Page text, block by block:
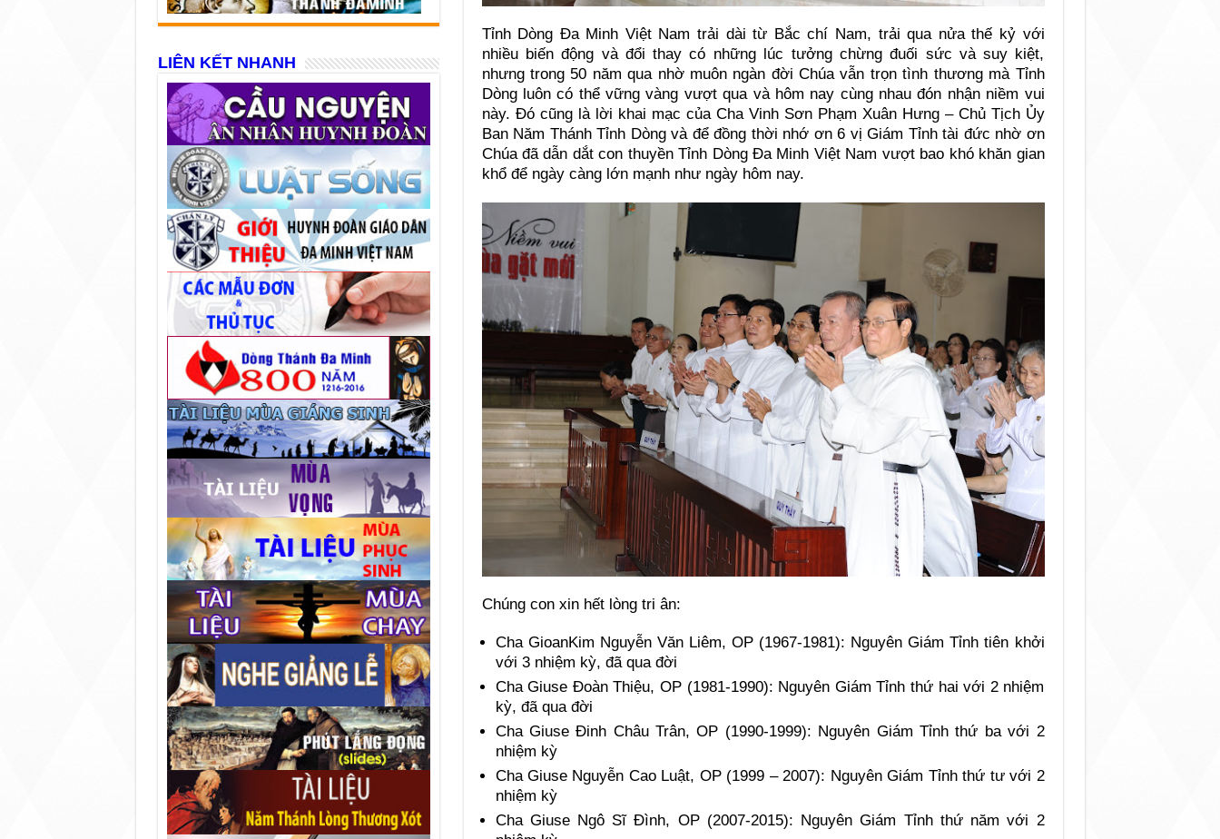
Tỉnh Dòng Đa Minh Việt Nam trải dài từ Bắc chí Nam, trải qua nửa thế kỷ với
nhiều biến động và đổi thay có những lúc tưởng chừng đuối sức và suy kiệt,
nhưng trong 50 năm qua nhờ muôn ngàn đời Chúa vẫn trọn tình thương mà Tỉnh
Dòng luôn có thể vững vàng vượt qua và hôm nay cùng nhau đón nhận niềm vui
này. Đó cũng là lời khai mạc của Cha Vinh Sơn Phạm Xuân Hưng – Chủ Tịch Ủy
Ban Năm Thánh Tỉnh Dòng và để đồng thời nhớ ơn 6 vị Giám Tỉnh tài đức nhờ ơn
Chúa đã dẫn dắt con thuyền Tỉnh Dòng Đa Minh Việt Nam vượt bao khó khăn gian
khổ để ngày càng lớn mạnh như ngày hôm nay.
Chúng con xin hết lòng tri ân:
Cha GioanKim Nguyễn Văn Liêm, OP (1967-1981): Nguyên Giám Tỉnh tiên khởi
với 3 nhiệm kỳ, đã qua đời
Cha Giuse Đoàn Thiệu, OP (1981-1990): Nguyên Giám Tỉnh thứ hai với 2 nhiệm
kỳ, đã qua đời
Cha Giuse Đinh Châu Trân, OP (1990-1999): Nguyên Giám Tỉnh thứ ba với 2
nhiệm kỳ
Cha Giuse Nguyễn Cao Luật, OP (1999 – 2007): Nguyên Giám Tỉnh thứ tư với 2
nhiệm kỳ
Cha Giuse Ngô Sĩ Đình, OP (2007-2015): Nguyên Giám Tỉnh thứ năm với 2
LIÊN KẾT NHANH